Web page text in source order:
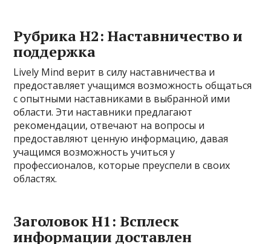
Рубрика H2: Наставничество и
поддержка
Lively Mind верит в силу наставничества и
предоставляет учащимся возможность общаться
с опытными наставниками в выбранной ими
области. Эти наставники предлагают
рекомендации, отвечают на вопросы и
предоставляют ценную информацию, давая
учащимся возможность учиться у
профессионалов, которые преуспели в своих
областях.
Заголовок H1: Всплеск
информации доставлен